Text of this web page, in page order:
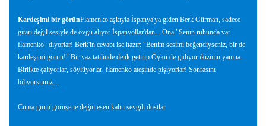
Kardeşimi bir görünFlamenko aşkıyla İspanya'ya giden Berk Gürman, sadece
gitarı değil sesiyle de övgü alıyor İspanyollar'dan... Ona "Senin ruhunda var
flamenko" diyorlar! Berk'in cevabı ise hazır: "Benim sesimi beğendiyseniz, bir de
kardeşimi görün!" Bir yaz tatilinde denk getirip Öykü de gidiyor ikizinin yanına.
Birlikte çalıyorlar, söylüyorlar, flamenko ateşinde pişiyorlar! Sonrasını
biliyorsunuz...
Cuma günü görüşene değin esen kalın sevgili dostlar